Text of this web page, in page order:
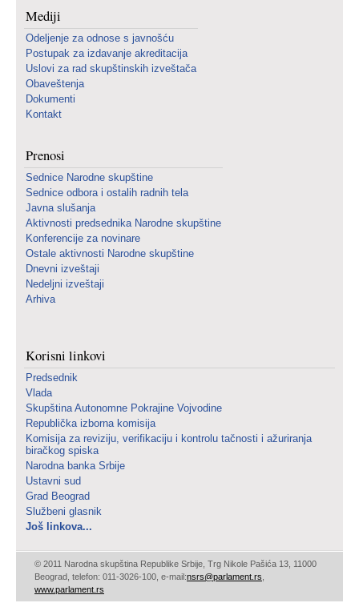
Mediji
Odeljenje za odnose s javnošću
Postupak za izdavanje akreditacija
Uslovi za rad skupštinskih izveštača
Obaveštenja
Dokumenti
Kontakt
Prenosi
Sednice Narodne skupštine
Sednice odbora i ostalih radnih tela
Javna slušanja
Aktivnosti predsednika Narodne skupštine
Konferencije za novinare
Ostale aktivnosti Narodne skupštine
Dnevni izveštaji
Nedeljni izveštaji
Arhiva
Korisni linkovi
Predsednik
Vlada
Skupština Autonomne Pokrajine Vojvodine
Republička izborna komisija
Komisija za reviziju, verifikaciju i kontrolu tačnosti i ažuriranja
biračkog spiska
Narodna banka Srbije
Ustavni sud
Grad Beograd
Službeni glasnik
Još linkova...
© 2011 Narodna skupština Republike Srbije, Trg Nikole Pašića 13, 11000
Beograd, telefon: 011-3026-100, e-mail:nsrs@parlament.rs
www.parlament.rs